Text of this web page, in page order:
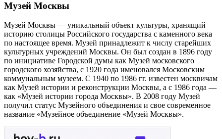
Музей Москвы
Музей Москвы — уникальный объект культуры, хранящий
историю столицы Российского государства с каменного века
по настоящее время. Музей принадлежит к числу старейших
культурных учреждений Москвы. Он был создан в 1896 году
по инициативе Городской думы как Музей московского
городского хозяйства, с 1920 года именовался Московским
коммунальным музеем. С 1940 по 1986 гг. известен москвичам
как Музей истории и реконструкции Москвы, а с 1986 года —
как «Музей истории города Москвы». В 2008 году Музей
получил статус Музейного объединения и свое современное
название «Музейное объединение «Музей Москвы».